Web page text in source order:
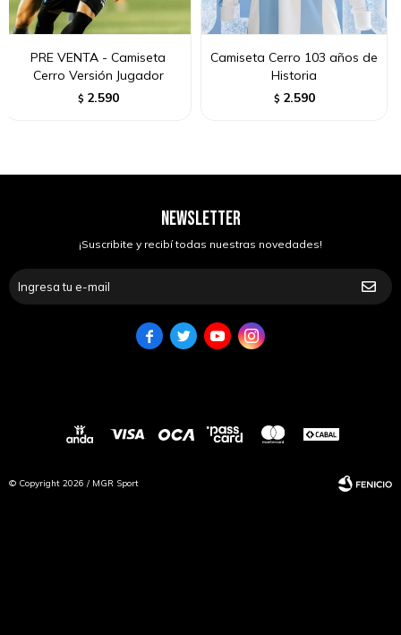
PRE VENTA - Camiseta
Cerro Versión Jugador
$ 2.590
Camiseta Cerro 103 años de
Historia
$ 2.590
NEWSLETTER
¡Suscribite y recibí todas nuestras novedades!
   
© Copyright 2026 / MGR Sport